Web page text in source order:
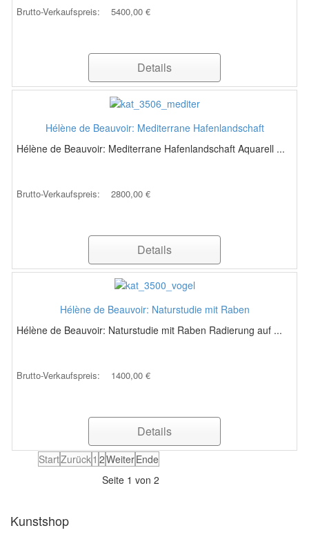
Brutto-Verkaufspreis: 5400,00 €
Details
Hélène de Beauvoir: Mediterrane Hafenlandschaft
Hélène de Beauvoir: Mediterrane Hafenlandschaft Aquarell ...
Brutto-Verkaufspreis: 2800,00 €
Details
Hélène de Beauvoir: Naturstudie mit Raben
Hélène de Beauvoir: Naturstudie mit Raben Radierung auf ...
Brutto-Verkaufspreis: 1400,00 €
Details
StartZurück 1 2WeiterEnde
Seite 1 von 2
Kunstshop